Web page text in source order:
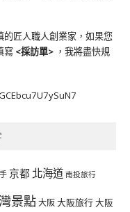
匠人職人創業家，如果您
寫 <採訪單> ，我將盡快規
京都 北海道 南投旅行
景點大阪大阪旅行大阪